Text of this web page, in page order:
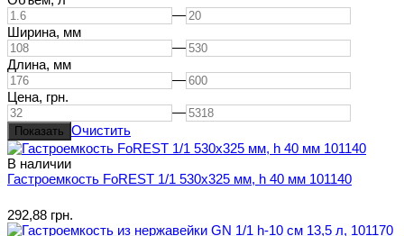
—
Ширина, мм
—
Длина, мм
—
Цена, грн.
—
Очистить
В наличии
Гастроемкость FoREST 1/1 530x325 мм, h 40 мм 101140
292,88 грн.